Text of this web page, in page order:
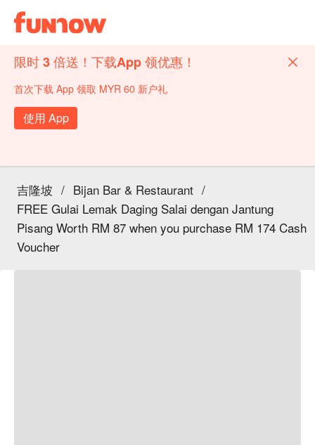
限时 3 倍送！下载App 领优惠！
首次下载 App 领取 MYR 60 新户礼
使用 App
吉隆坡 / Bijan Bar & Restaurant /
FREE Gulai Lemak Daging Salai dengan Jantung
Pisang Worth RM 87 when you purchase RM 174 Cash
Voucher